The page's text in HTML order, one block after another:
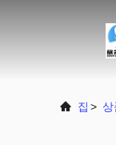
집 > 상